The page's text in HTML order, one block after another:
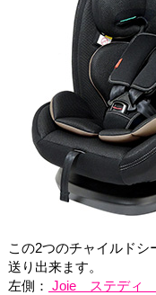
この2つのチャイルドシ
送り出来ます。
左側： Joie ステディ